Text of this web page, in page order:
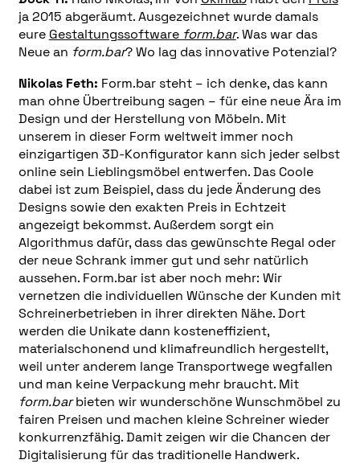
ja 2015 abgeräumt. Ausgezeichnet wurde damals
eure Gestaltungssoftware form.bar. Was war das
Neue an form.bar? Wo lag das innovative Potenzial?
Nikolas Feth: Form.bar steht – ich denke, das kann
man ohne Übertreibung sagen – für eine neue Ära im
Design und der Herstellung von Möbeln. Mit
unserem in dieser Form weltweit immer noch
einzigartigen 3D-Konfigurator kann sich jeder selbst
online sein Lieblingsmöbel entwerfen. Das Coole
dabei ist zum Beispiel, dass du jede Änderung des
Designs sowie den exakten Preis in Echtzeit
angezeigt bekommst. Außerdem sorgt ein
Algorithmus dafür, dass das gewünschte Regal oder
der neue Schrank immer gut und sehr natürlich
aussehen. Form.bar ist aber noch mehr: Wir
vernetzen die individuellen Wünsche der Kunden mit
Schreinerbetrieben in ihrer direkten Nähe. Dort
werden die Unikate dann kosteneffizient,
materialschonend und klimafreundlich hergestellt,
weil unter anderem lange Transportwege wegfallen
und man keine Verpackung mehr braucht. Mit
form.barbieten wir wunderschöne Wunschmöbel zu
fairen Preisen und machen kleine Schreiner wieder
konkurrenzfähig. Damit zeigen wir die Chancen der
Digitalisierung für das traditionelle Handwerk.